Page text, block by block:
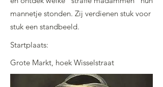
mannetje stonden. Zij verdienen stuk voor
stuk een standbeeld.
Startplaats:
Grote Markt, hoek Wisselstraat